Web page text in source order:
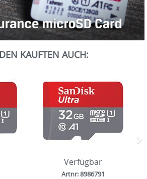
KAUFTEN AUCH:
Verfügbar
Artnr: 8986791